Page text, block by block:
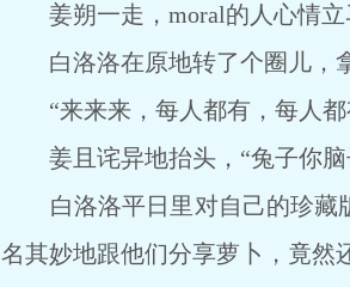
姜朔一走，moral的人心情立
白洛洛在原地转了个圈儿，拿
“来来来，每人都有，每人都
姜且诧异地抬头，“兔子你脑
白洛洛平日里对自己的珍藏版
名其妙地跟他们分享萝卜，竟然